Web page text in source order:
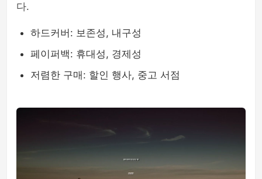
다.
하드커버: 보존성, 내구성
페이퍼백: 휴대성, 경제성
저렴한 구매: 할인 행사, 중고 서점